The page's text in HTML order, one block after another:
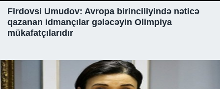
Firdovsi Umudov: Avropa birinciliyində nəticə
qazanan idmançılar gələcəyin Olimpiya
mükafatçılarıdır